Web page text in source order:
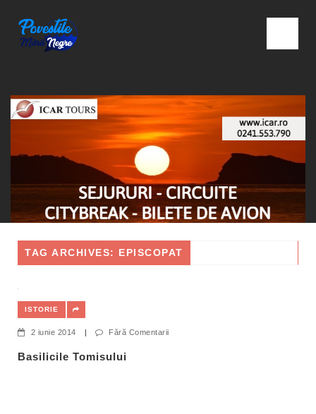
TAG ARCHIVES: EPISCOPAT
ISTORIE
2 iunie 2014 | Fără Comentarii
Basilicile Tomisului